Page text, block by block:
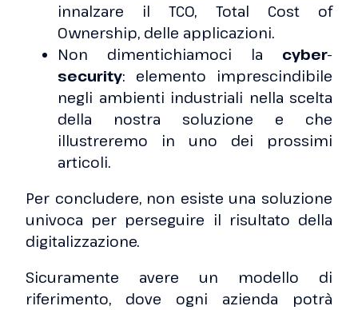
innalzare il TCO, Total Cost of
Ownership, delle applicazioni.
Non dimentichiamoci la cyber-
security: elemento imprescindibile
negli ambienti industriali nella scelta
della nostra soluzione e che
illustreremo in uno dei prossimi
articoli.
Per concludere, non esiste una soluzione
univoca per perseguire il risultato della
digitalizzazione.
Sicuramente avere un modello di
riferimento, dove ogni azienda potrà